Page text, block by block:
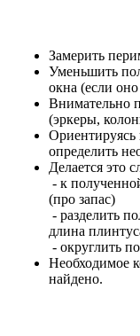
Замерить
Уменьшить
окна (если оно
Внимательно
(эркеры,
Ориентируясь
определить
Делается это
- к
(про запас)
- разделить
длина
- округлить
Необходимое
найдено.